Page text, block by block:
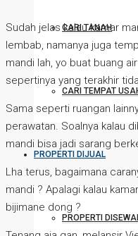
CARI TANAH
CARI TEMPAT
PROPERTI DIJUAL
PROPERTI
Sudah jelas kalau kamar
lembab, namanya juga
mandi lah, yo buat buang
sepertinya yang terakhir
Sama seperti ruangan
perawatan. Soalnya kalau
mandi bisa jadi sarang
Lha terus, bagaimana
mandi ? Apalagi kalau
bijimane dong ?